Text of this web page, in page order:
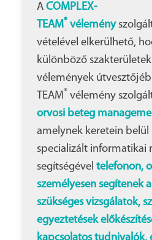
A COMPLEX-
TEAM® vélemény
vételével elkerülhető,
különböző
vélemények
TEAM® vélemény
orvosi beteg
amelynek keretein
specializált informatikai
segítségével telefonon,
személyesen segítenek
szükséges vizsgálatok,
egyeztetések
kapcsolatos tudnivalók,